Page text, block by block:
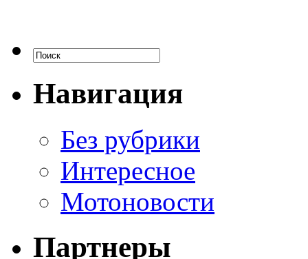
Навигация
Без рубрики
Интересное
Мотоновости
Партнеры